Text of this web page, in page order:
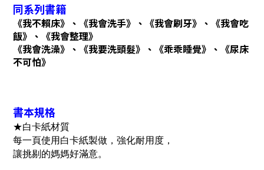
同系列書籍
《我不賴床》、《我會洗手》、《我會刷牙》、《我會吃
飯》、 《我會整理》
《我會洗澡》、《我要洗頭髮》、《乖乖睡覺》、《尿床
不可怕》
書本規格
★白卡紙材質
每一頁使用白卡紙製做，強化耐用度，
讓挑剔的媽媽好滿意。